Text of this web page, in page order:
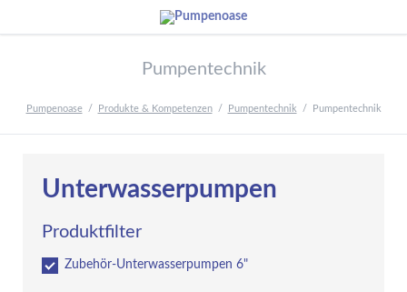
Pumpentechnik
Pumpenoase Produkte & Kompetenzen Pumpentechnik Pumpentechnik
Unterwasserpumpen
Produktfilter
Zubehör-Unterwasserpumpen 6"